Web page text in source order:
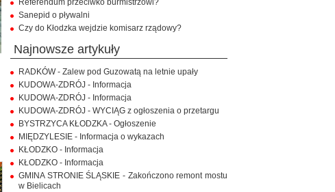
Referendum przeciwko burmistrzowi?
Sanepid o pływalni
Czy do Kłodzka wejdzie komisarz rządowy?
najnowsze artykuły
RADKÓW - Zalew pod Guzowatą na letnie upały
KUDOWA-ZDRÓJ - Informacja
KUDOWA-ZDRÓJ - Informacja
KUDOWA-ZDRÓJ - WYCIĄG z ogłoszenia o przetargu
BYSTRZYCA KŁODZKA - Ogłoszenie
MIĘDZYLESIE - Informacja o wykazach
KŁODZKO - Informacja
KŁODZKO - Informacja
GMINA STRONIE ŚLĄSKIE - Zakończono remont mostu
w Bielicach